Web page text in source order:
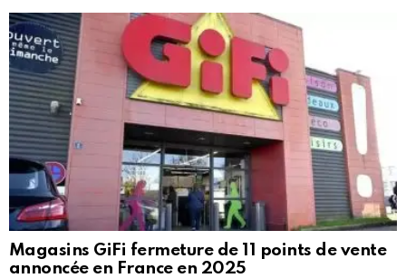
Magasins GiFi fermeture de 11 points de vente
annoncée en France en 2025